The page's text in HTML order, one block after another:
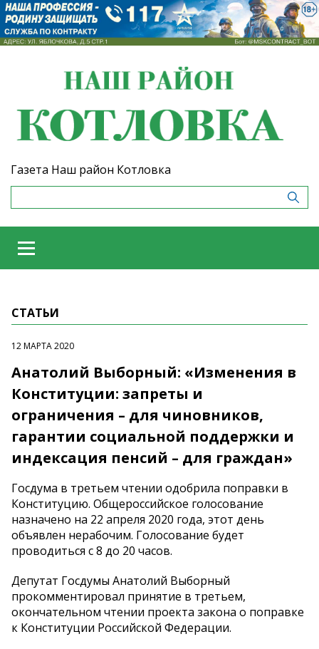
Газета Наш район Котловка
СТАТЬИ
12 МАРТА 2020
Анатолий Выборный: «Изменения в
Конституции: запреты и
ограничения – для чиновников,
гарантии социальной поддержки и
индексация пенсий – для граждан»
Госдума в третьем чтении одобрила поправки в
Конституцию. Общероссийское голосование
назначено на 22 апреля 2020 года, этот день
объявлен нерабочим. Голосование будет
проводиться с 8 до 20 часов.
Депутат Госдумы Анатолий Выборный
прокомментировал принятие в третьем,
окончательном чтении проекта закона о поправке
к Конституции Российской Федерации.